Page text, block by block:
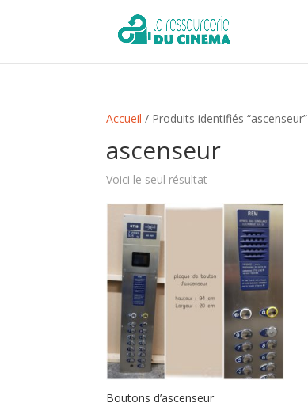
Accueil / Produits identifiés “ascenseur”
ascenseur
Voici le seul résultat
Boutons d’ascenseur